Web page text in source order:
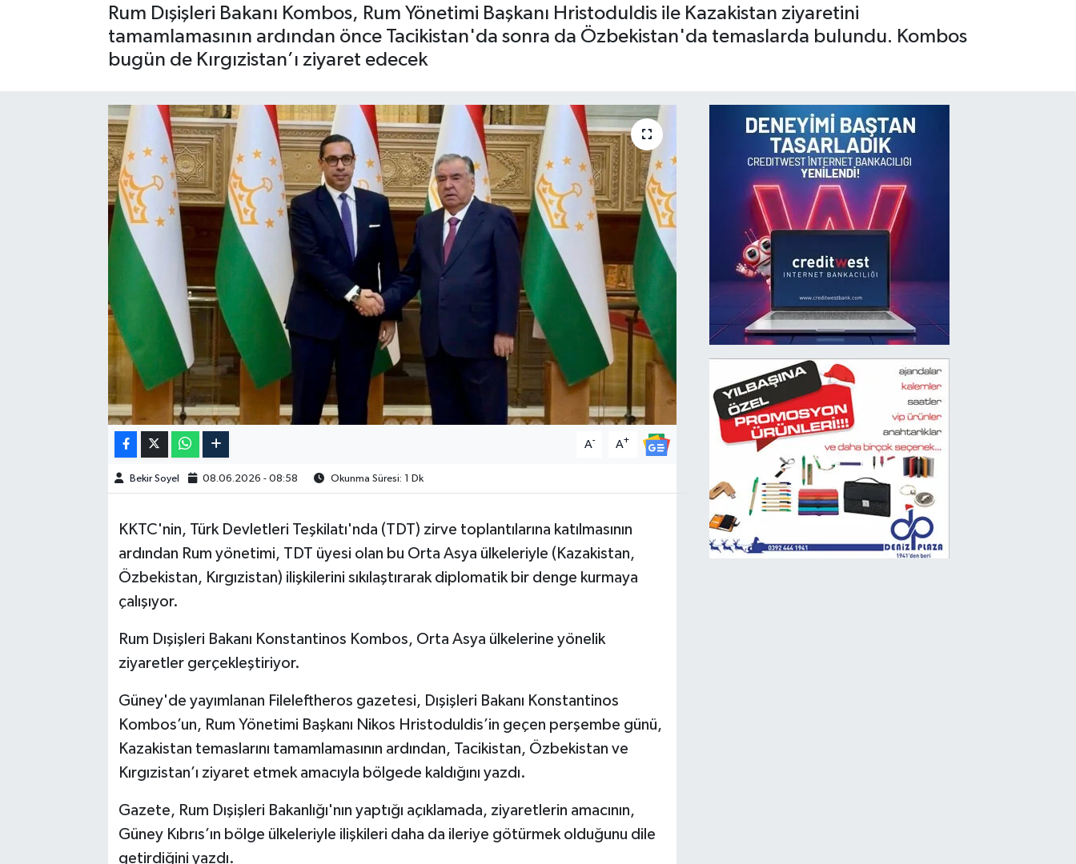
Rum Dışişleri Bakanı Kombos, Rum Yönetimi Başkanı Hristoduldis ile Kazakistan ziyaretini
tamamlamasının ardından önce Tacikistan'da sonra da Özbekistan'da temaslarda bulundu. Kombos
bugün de Kırgızistan’ı ziyaret edecek
A- A+
Bekir Soyel 08.06.2026 - 08:58 Okunma Süresi: 1 Dk
KKTC'nin, Türk Devletleri Teşkilatı'nda (TDT) zirve toplantılarına katılmasının
ardından Rum yönetimi, TDT üyesi olan bu Orta Asya ülkeleriyle (Kazakistan,
Özbekistan, Kırgızistan) ilişkilerini sıkılaştırarak diplomatik bir denge kurmaya
çalışıyor.
Rum Dışişleri Bakanı Konstantinos Kombos, Orta Asya ülkelerine yönelik
ziyaretler gerçekleştiriyor.
Güney'de yayımlanan Fileleftheros gazetesi, Dışişleri Bakanı Konstantinos
Kombos’un, Rum Yönetimi Başkanı Nikos Hristoduldis’in geçen perşembe günü,
Kazakistan temaslarını tamamlamasının ardından, Tacikistan, Özbekistan ve
Kırgızistan’ı ziyaret etmek amacıyla bölgede kaldığını yazdı.
Gazete, Rum Dışişleri Bakanlığı'nın yaptığı açıklamada, ziyaretlerin amacının,
Güney Kıbrıs’ın bölge ülkeleriyle ilişkileri daha da ileriye götürmek olduğunu dile
getirdiğini yazdı.